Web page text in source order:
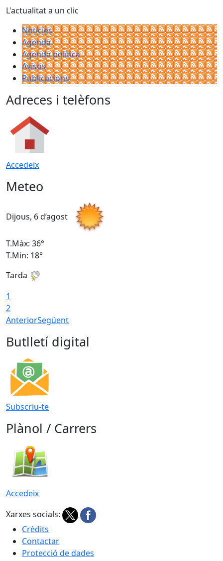
L'actualitat a un clic
Notícies
Agenda
Agenda política
Avisos
Publicacions
Adreces i telèfons
Accedeix
Meteo
Dijous, 6 d’agost
T.Màx: 36°
T.Min: 18°
Tarda
1
2
AnteriorSegüent
Butlletí digital
Subscriu-te
Plànol / Carrers
Accedeix
Xarxes socials:
Crèdits
Contactar
Protecció de dades